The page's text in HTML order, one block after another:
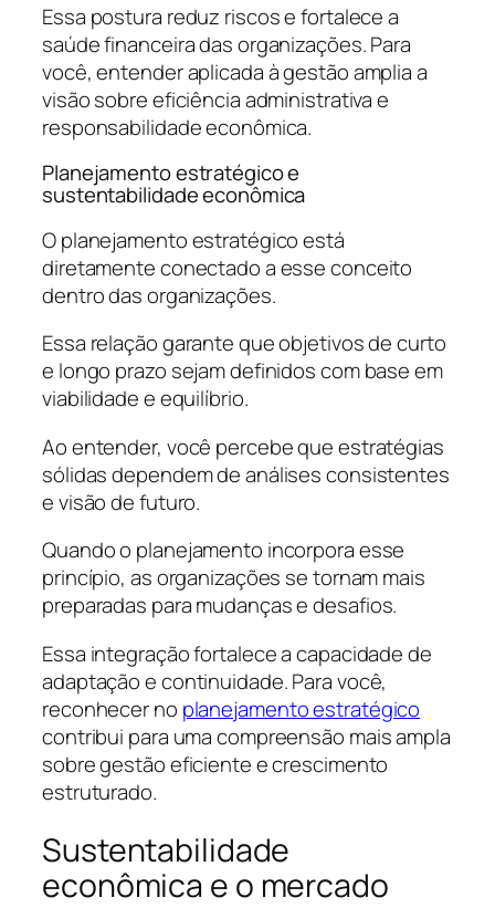
Essa postura reduz riscos e fortalece a
saúde financeira das organizações. Para
você, entender aplicada à gestão amplia a
visão sobre eficiência administrativa e
responsabilidade econômica.
Planejamento estratégico e
sustentabilidade econômica
O planejamento estratégico está
diretamente conectado a esse conceito
dentro das organizações.
Essa relação garante que objetivos de curto
e longo prazo sejam definidos com base em
viabilidade e equilíbrio.
Ao entender, você percebe que estratégias
sólidas dependem de análises consistentes
e visão de futuro.
Quando o planejamento incorpora esse
princípio, as organizações se tornam mais
preparadas para mudanças e desafios.
Essa integração fortalece a capacidade de
adaptação e continuidade. Para você,
reconhecer no planejamento estratégico
contribui para uma compreensão mais ampla
sobre gestão eficiente e crescimento
estruturado.
Sustentabilidade
econômica e o mercado